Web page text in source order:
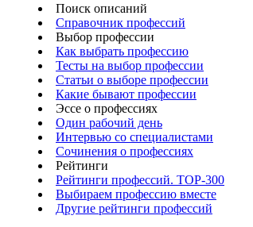
Поиск описаний
Справочник профессий
Выбор профессии
Как выбрать профессию
Тесты на выбор профессии
Статьи о выборе профессии
Какие бывают профессии
Эссе о профессиях
Один рабочий день
Интервью со специалистами
Сочинения о профессиях
Рейтинги
Рейтинги профессий. TOP-300
Выбираем профессию вместе
Другие рейтинги профессий